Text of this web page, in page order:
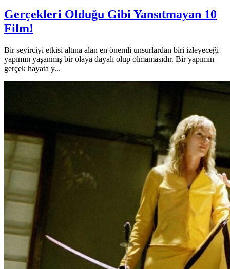
Gerçekleri Olduğu Gibi Yansıtmayan 10
Film!
Bir seyirciyi etkisi altına alan en önemli unsurlardan biri izleyeceği
yapımın yaşanmış bir olaya dayalı olup olmamasıdır. Bir yapımın
gerçek hayata y...